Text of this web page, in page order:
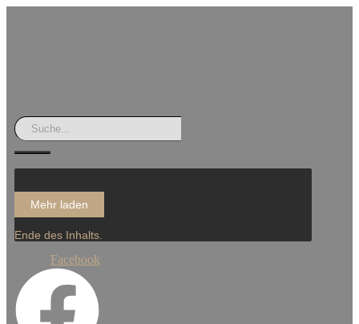
Mehr laden
Ende des Inhalts.
Facebook